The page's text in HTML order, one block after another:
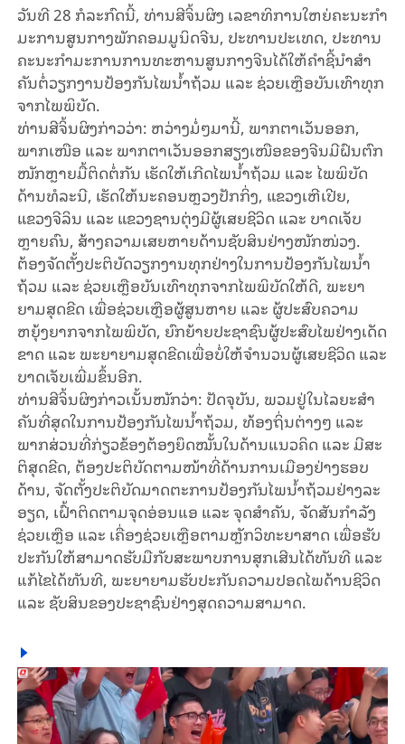
ວັນ​ທີ 28 ກໍ​ລະ​ກົດ​ນີ້, ທ່ານ​ສີ​ຈິ້ນ​ຜິງ ເລ​ຂ​າ​ທິ​ການ​ໃຫຍ່​ຄະ​ນະ​ກຳ​
ມະ​ການ​ສູນ​ກາງ​ພັກ​ຄອມ​ມູ​ນິດ​ຈີນ, ປະ​ທານ​ປະ​ເທດ, ປະ​ທານ​
ຄະ​ນະ​ກຳ​ມະ​ການ​ການ​ທະ​ຫານ​ສູນ​ກາງ​ຈີນ​ໄດ້​ໃຫ້​ຄຳ​ຊີ້​ນຳ​ສຳ​
ຄັນ​ຕໍ່​ວຽກ​ງານ​ປ້ອງ​ກັນ​ໄພ​ນ້ຳ​ຖ້ວມ ແລະ ຊ່ວຍ​ເຫຼືອ​ບັນ​ເທົາ​ທຸກ​
ຈາກ​ໄພ​ພິ​ບັດ.
ທ່ານ​ສີ​ຈິ້ນ​ຜິງ​ກ່າວ​ວ່າ: ຫວ່າງ​ມໍ່ໆ​ມາ​ນີ້, ພາກ​ຕາ​ເວັນ​ອອກ,
ພາກ​ເໜືອ ແລະ ພາກ​ຕາ​ເວັນ​ອອກ​ສຽງ​ເໜືອ​ຂອງ​ຈີນ​ມີ​ຝົນ​ຕົກ​
ໜັກ​ຫຼາຍ​ມື້​ຕິດ​ຕໍ່​ກັນ ເຮັດ​ໃຫ້​ເກີດ​ໄພ​ນ້ຳ​ຖ້ວມ ແລະ ໄພ​ພິ​ບັດ​
ດ້ານ​ທໍ​ລະ​ນີ, ເຮັດ​ໃຫ້​ນະ​ຄອນຫຼວງ​ປັກ​ກິ່ງ, ແຂວງ​ເຫີ​ເປີຍ,
ແຂວງ​ຈີ​ລິນ ແລະ ແຂວງ​ຊານ​ຕຸ່ງ​ມີ​ຜູ້​ເສຍ​ຊີ​ວິດ ແລະ ບາດ​ເຈັບ
ຫຼາຍ​ຄົນ, ສ້າງ​ຄວາມ​ເສຍ​ຫາຍ​ດ້ານ​ຊັບ​ສິນ​ຢ່າງ​ໜັກ​ໜ່ວງ.
ຕ້ອງ​ຈັດ​ຕັ້ງ​ປະ​ຕິ​ບັດ​ວຽກ​ງານ​ທຸກ​​ຢ່າງ​ໃນ​ການ​ປ້ອງ​ກັນ​ໄພ​ນ້ຳ​​
ຖ້ວມ ແລະ ຊ່ວຍ​ເຫຼືອ​ບັນ​ເທົາ​ທຸກ​ຈາກ​ໄພ​ພິ​ບັດ​ໃຫ້​ດີ, ພະ​ຍາ​
ຍາມ​ສຸດ​ຂີດ ເພື່ອ​ຊ່ວຍ​ເຫຼືອ​ຜູ້​ສູນ​ຫາຍ ແລະ ຜູ້​ປະ​ສົບ​ຄວາມ​
ຫຍຸ້ງ​ຍາກ​​ຈາກ​ໄພ​ພິ​ບັດ, ຍົກ​ຍ້າຍ​ປະ​ຊາ​ຊົນ​ຜູ້​ປະ​ສົບ​ໄພ​ຢ່າງ​ເດັດ​
ຂາດ ແລະ ພະ​ຍາ​ຍາມ​ສຸດ​ຂີດ​ເພື່ອ​ບໍ່​ໃຫ້​ຈຳ​ນວນ​ຜູ້​ເສຍ​ຊີ​ວິດ ແລະ
ບາດ​ເຈັບ​ເພີ່ມ​ຂຶ້ນ​ອີກ.
ທ່ານ​ສີ​ຈິ້ນ​ຜິງ​ກ່າວ​ເນັ້ນ​ໜັກ​ວ່າ: ປັດ​ຈຸ​ບັນ, ພວມ​ຢູ່​ໃນ​ໄລ​ຍະ​ສຳ​
ຄັນ​ທີ່​​ສຸດໃນ​ການ​ປ້ອງ​ກັນ​ໄພ​ນ້ຳ​​ຖ້ວມ, ທ້ອງ​ຖິ່ນ​ຕ່າງໆ ແລະ
ພາກ​ສ່ວນ​ທີ່​ກ່ຽວ​ຂ້ອງ​ຕ້ອງ​​ຍຶດ​ໝັ້ນ​ໃນ​ດ້ານ​ແນວ​ຄິດ ແລະ ​ມີສະ​
ຕິ​ສຸດ​ຂີດ, ຕ້ອງປະ​ຕິ​ບັດ​ຕາມ​ໜ້າ​ທີ່​ດ້ານ​ການ​ເມືອງ​ຢ່າງ​ຮອບ​
ດ້ານ, ຈັດ​ຕັ້ງ​ປະ​ຕິ​ບັດ​ມາດ​ຕະ​ການ​ປ້ອງ​ກັນ​ໄພ​ນ້ຳ​​ຖ້ວມ​ຢ່າງ​ລະ​
ອຽດ, ເຝົ້າ​ຕິດ​ຕາມ​​ຈຸດ​ອ່ອນ​ແອ ແລະ ​ຈຸດ​ສຳ​ຄັນ, ຈັດ​ສັນ​ກຳ​ລັງ​
ຊ່ວ​ຍ​ເຫຼືອ ແລະ ​ເຄື່ອງຊ່ວຍ​ເຫຼືອ​ຕາມຫຼັກ​ວິ​ທະ​ຍາ​ສາດ ເພື່ອ​ຮັບ​
ປະ​ກັນ​ໃຫ້​ສາ​ມາດ​ຮັບ​ມື​ກັບ​ສະ​ພາບ​ການ​ສຸກ​ເສີນ​​ໄດ້​ທັນ​ທີ ແລະ
ແກ້​ໄຂ​ໄດ້​ທັນ​ທີ, ພະ​ຍາ​ຍາມ​ຮັບ​ປະ​ກັນ​ຄວາມ​ປອດ​ໄພ​ດ້ານ​ຊີ​ວິດ
ແລະ ຊັບ​ສິນ​ຂອງ​ປະ​ຊາ​ຊົນ​ຢ່າງ​ສຸດ​ຄວາມ​ສາ​ມາດ.